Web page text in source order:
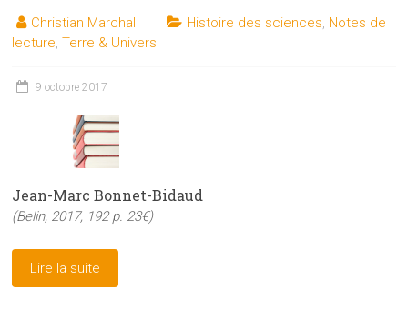
Christian Marchal Histoire des sciences, Notes de
lecture,Terre & Univers
9 octobre 2017
Jean-Marc Bonnet-Bidaud
(Belin, 2017, 192 p. 23€)
Lire la suite